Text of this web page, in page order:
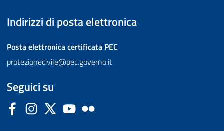
Indirizzi di posta elettronica
Posta elettronica certificata PEC
protezionecivile@pec.governo.it
Seguici su
FacebookInstagram
Twitter YouTube